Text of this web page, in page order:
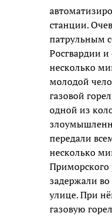
станции.
патрульным
Росгвардии
несколько
молодой
газовой
одной из
передали
несколько
Приморского
задержали
улице. При
газовую